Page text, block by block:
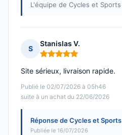
L'équipe de Cycles et Sports
S
Stanislas V.
Note : 5 sur 5
Publié le 02/07/2026 à 05h46
suite à un achat du 22/06/2026
Site sérieux, livraison rapide.
Réponse de Cycles et Sports
Publiée le 16/07/2026